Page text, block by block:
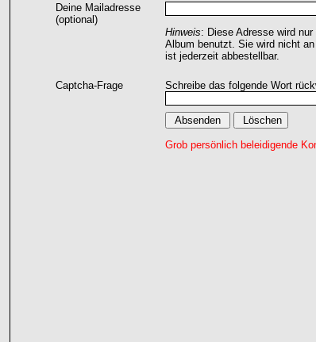
Deine Mailadresse
(optional)
Hinweis: Diese Adresse wird
Album benutzt. Sie wird nicht
ist jederzeit abbestellbar.
Captcha-Frage Schreibe das folgende Wort
Grob persönlich beleidigende